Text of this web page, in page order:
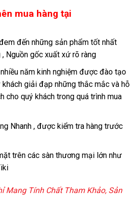
mua hàng tại
đến những sản phẩm tốt nhất
, Nguồn gốc xuất xứ rõ ràng
năm kinh nghiệm được đào tạo
giải đạp những thắc mắc và hỗ
cho quý khách trong quá trình mua
Nhanh , được kiểm tra hàng trước
trên các sàn thương mại lớn như
Mang Tính Chất Tham Khảo, Sản